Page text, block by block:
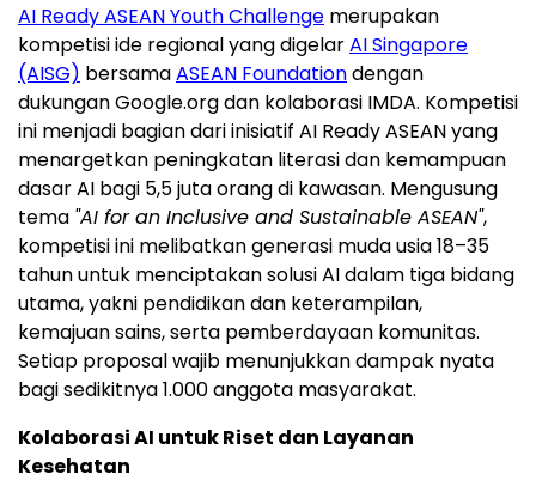
AI Ready ASEAN Youth Challenge merupakan
kompetisi ide regional yang digelarAI Singapore
(AISG) bersamaASEAN Foundationdengan
dukungan Google.org dan kolaborasi IMDA. Kompetisi
ini menjadi bagian dari inisiatif AI Ready ASEAN yang
menargetkan peningkatan literasi dan kemampuan
dasar AI bagi 5,5 juta orang di kawasan. Mengusung
tema "AI for an Inclusive and Sustainable ASEAN",
kompetisi ini melibatkan generasi muda usia 18–35
tahun untuk menciptakan solusi AI dalam tiga bidang
utama, yakni pendidikan dan keterampilan,
kemajuan sains, serta pemberdayaan komunitas.
Setiap proposal wajib menunjukkan dampak nyata
bagi sedikitnya 1.000 anggota masyarakat.
Kolaborasi AI untuk Riset dan Layanan
Kesehatan